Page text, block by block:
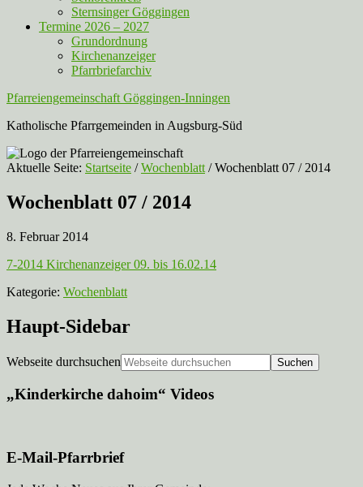
Sternsinger Göggingen
Termine 2026 – 2027
Grundordnung
Kirchenanzeiger
Pfarrbriefarchiv
Pfarreiengemeinschaft Göggingen-Inningen
Katholische Pfarrgemeinden in Augsburg-Süd
Aktuelle Seite: Startseite / Wochenblatt /Wochenblatt 07 / 2014
Wochenblatt 07 / 2014
8. Februar 2014
7-2014 Kirchenanzeiger 09. bis 16.02.14
Kategorie: Wochenblatt
Haupt-Sidebar
Webseite durchsuchen
„Kinderkirche dahoim“ Videos
E-Mail-Pfarrbrief